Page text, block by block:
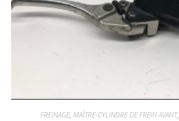
FREINAGE, MAÎTRE-CYLINDRE DE FREIN AVANT,